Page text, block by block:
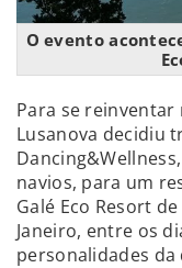
O evento
Para se
Lusanova decidiu
navios, para um
Galé Eco Resort
Janeiro, entre os
personalidades da